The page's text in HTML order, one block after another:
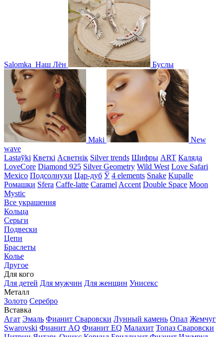
Salomka Наш Лён Буслы
Maki
New
wave
Lastaўki Кветкі Асветнiк Silver trends Шифры ART Каляда
LoveCore Diamond 925 Silver Geometry Wild West Love Safari
Mexico Подсолнухи Цар-дуб Ў 4 elements Snake Kupalle
Ромашки Sfera Caffe-latte Caramel Accent Double Space Moon
Mystic
Все украшения
Кольца
Серьги
Подвески
Цепи
Браслеты
Колье
Другое
Для кого
Для детей Для мужчин Для женщин Унисекс
Металл
Золото Серебро
Вставка
Агат Эмаль Фианит Сваровски Лунный камень Опал Жемчуг
Swarovski Фианит AQ Фианит EQ Малахит Топаз Сваровски